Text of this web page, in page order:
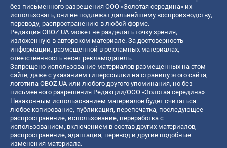
без письменного разрешения ООО «Золотая середина» их
использовать, они не подлежат дальнейшему воспроизводству,
переводу, распространению в любой форме.
Редакция OBOZ.UA может не разделять точку зрения,
изложенную в авторском материале. За достоверность
информации, размещенной в рекламных материалах,
ответственность несет рекламодатель.
Запрещено использование материалов размещенных на этом
сайте, даже с указанием гиперссылки на страницу этого сайта,
логотипа OBOZ.UA или любого другого упоминания, но без
письменного разрешения Редакции/ООО «Золотая середина»
Незаконным использованием материалов будет считаться:
любое копирование, публикация, перепечатка, последующее
распространение, использование, переработка с
использованием, включением в состав других материалов,
распространение, адаптация, перевод и другие подобные
изменения материала.